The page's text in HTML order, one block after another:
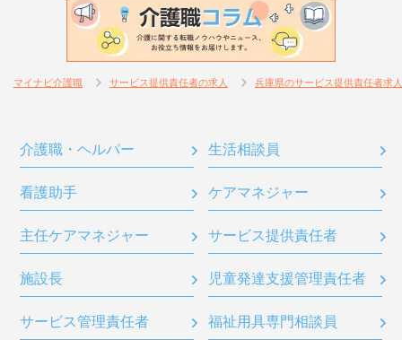
マイナビ介護職 サービス提供責任者の求人 兵庫県のサービス提供責任者求人
介護職・ヘルパー 生活相談員
看護助手 ケアマネジャー
主任ケアマネジャー サービス提供責任者
施設長 児童発達支援管理責任者
サービス管理責任者 福祉用具専門相談員